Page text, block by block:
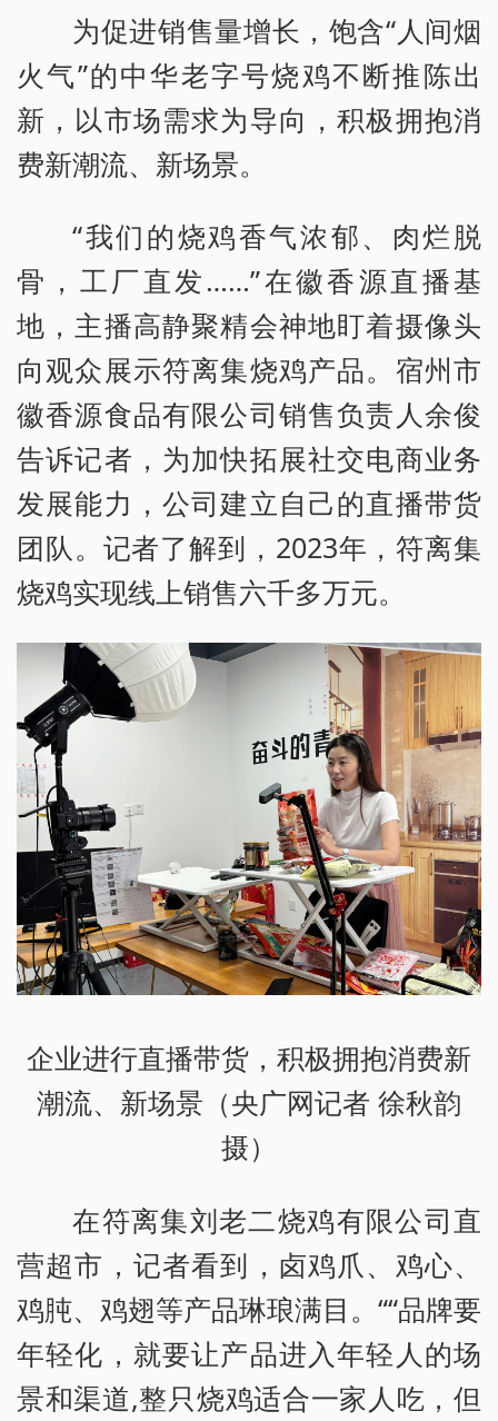
为促进销售量增长，饱含“人间烟
火气”的中华老字号烧鸡不断推陈出
新，以市场需求为导向，积极拥抱消
费新潮流、新场景。
“我们的烧鸡香气浓郁、肉烂脱
骨，工厂直发……”在徽香源直播基
地，主播高静聚精会神地盯着摄像头
向观众展示符离集烧鸡产品。宿州市
徽香源食品有限公司销售负责人余俊
告诉记者，为加快拓展社交电商业务
发展能力，公司建立自己的直播带货
团队。记者了解到，2023年，符离集
烧鸡实现线上销售六千多万元。
企业进行直播带货，积极拥抱消费新
潮流、新场景（央广网记者 徐秋韵
摄）
在符离集刘老二烧鸡有限公司直
营超市，记者看到，卤鸡爪、鸡心、
鸡肫、鸡翅等产品琳琅满目。““品牌要
年轻化，就要让产品进入年轻人的场
景和渠道,整只烧鸡适合一家人吃，但